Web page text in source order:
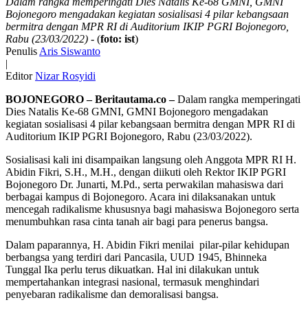
Bojonegoro mengadakan kegiatan sosialisasi 4 pilar kebangsaan
bermitra dengan MPR RI di Auditorium IKIP PGRI Bojonegoro,
Rabu (23/03/2022) - (foto: ist)
Penulis Aris Siswanto
|
Editor Nizar Rosyidi
BOJONEGORO – Beritautama.co –Dalam rangka memperingati
Dies Natalis Ke-68 GMNI, GMNI Bojonegoro mengadakan
kegiatan sosialisasi 4 pilar kebangsaan bermitra dengan MPR RI di
Auditorium IKIP PGRI Bojonegoro, Rabu (23/03/2022).
Sosialisasi kali ini disampaikan langsung oleh Anggota MPR RI H.
Abidin Fikri, S.H., M.H., dengan diikuti oleh Rektor IKIP PGRI
Bojonegoro Dr. Junarti, M.Pd., serta perwakilan mahasiswa dari
berbagai kampus di Bojonegoro. Acara ini dilaksanakan untuk
mencegah radikalisme khususnya bagi mahasiswa Bojonegoro serta
menumbuhkan rasa cinta tanah air bagi para penerus bangsa.
Dalam paparannya, H. Abidin Fikri menilai pilar-pilar kehidupan
berbangsa yang terdiri dari Pancasila, UUD 1945, Bhinneka
Tunggal Ika perlu terus dikuatkan. Hal ini dilakukan untuk
mempertahankan integrasi nasional, termasuk menghindari
penyebaran radikalisme dan demoralisasi bangsa.